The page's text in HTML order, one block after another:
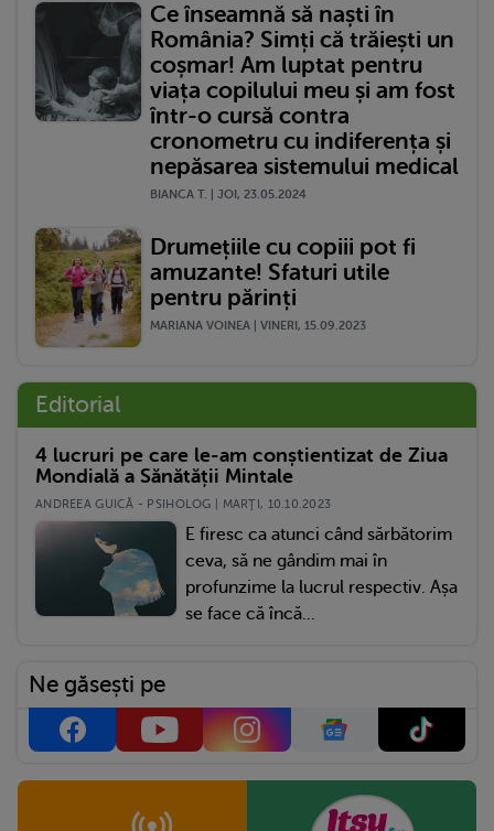
Ce înseamnă să naști în
România? Simți că trăiești un
coșmar! Am luptat pentru
viața copilului meu și am fost
într-o cursă contra
cronometru cu indiferența și
nepăsarea sistemului medical
BIANCA T. | JOI, 23.05.2024
Drumețiile cu copiii pot fi
amuzante! Sfaturi utile
pentru părinți
MARIANA VOINEA | VINERI, 15.09.2023
Editorial
4 lucruri pe care le-am conștientizat de Ziua
Mondială a Sănătății Mintale
ANDREEA GUICĂ - PSIHOLOG | MARŢI, 10.10.2023
E firesc ca atunci când sărbătorim
ceva, să ne gândim mai în
profunzime la lucrul respectiv. Așa
se face că încă...
Ne găsești pe